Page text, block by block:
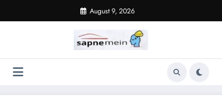
content
August 9, 2026